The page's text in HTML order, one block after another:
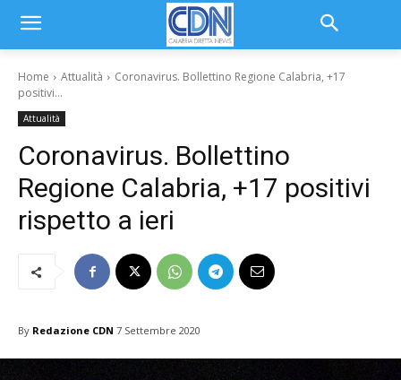
Home Attualità
Coronavirus. Bollettino Regione Calabria, +17
positivi...
Attualità
Coronavirus. Bollettino
Regione Calabria, +17 positivi
rispetto a ieri
By Redazione CDN 7 Settembre 2020